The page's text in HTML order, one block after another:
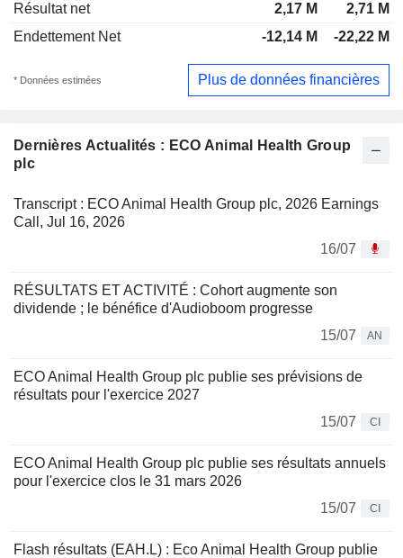
Dernières Actualités : ECO Animal Health Group
plc
Transcript : ECO Animal Health Group plc, 2026 Earnings
Call, Jul 16, 2026
16/07
RÉSULTATS ET ACTIVITÉ : Cohort augmente son
dividende ; le bénéfice d'Audioboom progresse
15/07
AN
ECO Animal Health Group plc publie ses prévisions de
résultats pour l'exercice 2027
15/07
CI
ECO Animal Health Group plc publie ses résultats annuels
pour l'exercice clos le 31 mars 2026
15/07
CI
Flash résultats (EAH.L) : Eco Animal Health Group publie
Résultat net
2,17 M
2,71 M
Endettement Net
-12,14 M -22,22 M
* Données estimées Plus de données financières